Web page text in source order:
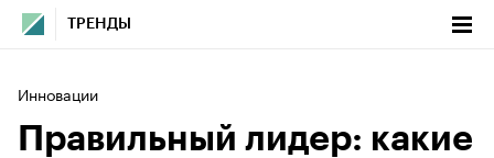
ТРЕНДЫ
Инновации
Правильный лидер: какие